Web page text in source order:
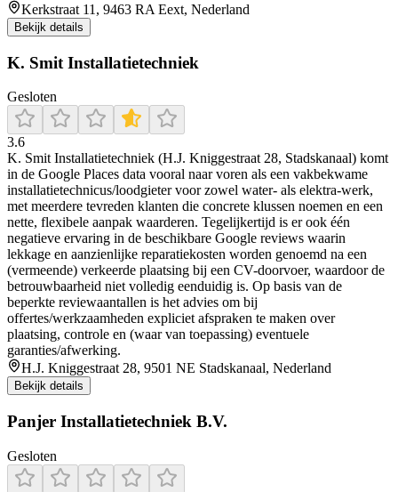
Kerkstraat 11, 9463 RA Eext, Nederland
Bekijk details
K. Smit Installatietechniek
Gesloten
3.6
K. Smit Installatietechniek (H.J. Kniggestraat 28, Stadskanaal) komt
in de Google Places data vooral naar voren als een vakbekwame
installatietechnicus/loodgieter voor zowel water- als elektra-werk,
met meerdere tevreden klanten die concrete klussen noemen en een
nette, flexibele aanpak waarderen. Tegelijkertijd is er ook één
negatieve ervaring in de beschikbare Google reviews waarin
lekkage en aanzienlijke reparatiekosten worden genoemd na een
(vermeende) verkeerde plaatsing bij een CV-doorvoer, waardoor de
betrouwbaarheid niet volledig eenduidig is. Op basis van de
beperkte reviewaantallen is het advies om bij
offertes/werkzaamheden expliciet afspraken te maken over
plaatsing, controle en (waar van toepassing) eventuele
garanties/afwerking.
H.J. Kniggestraat 28, 9501 NE Stadskanaal, Nederland
Bekijk details
Panjer Installatietechniek B.V.
Gesloten